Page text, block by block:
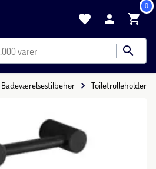
0
varer
Badeværelsestilbehør Toiletrulleholder